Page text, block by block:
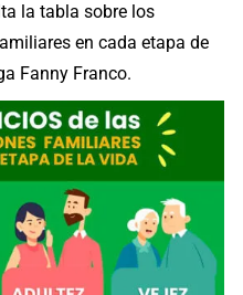
la tabla sobre los
en cada etapa de
Fanny Franco.